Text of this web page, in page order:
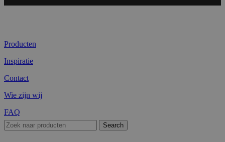
Producten
Inspiratie
Contact
Wie zijn wij
FAQ
Search